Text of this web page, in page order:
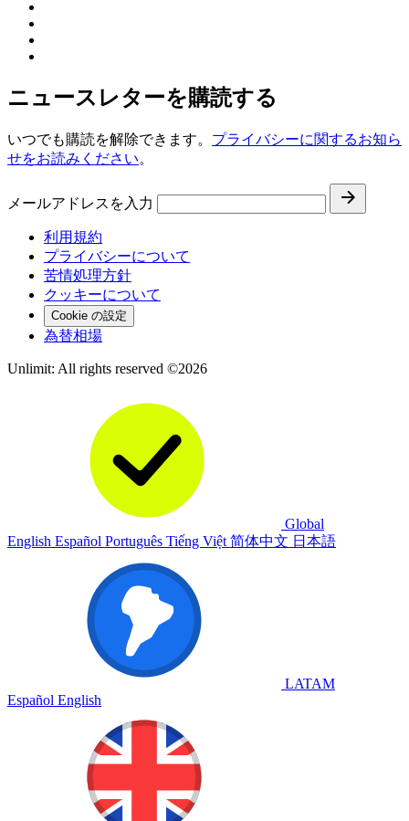
ニュースレターを購読する
いつでも購読を解除できます。 プライバシーに関するお知ら
せをお読みください。
メールアドレスを入力
利用規約
プライバシーについて
苦情処理方針
クッキーについて
Cookie の設定
為替相場
Unlimit: All rights reserved ©2026
Global
English Español Português Tiếng Việt 简体中文 日本語
LATAM
Español English